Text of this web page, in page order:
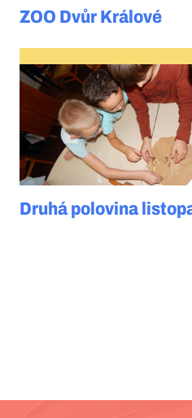
ZOO Dvůr Králové
Druhá polovina